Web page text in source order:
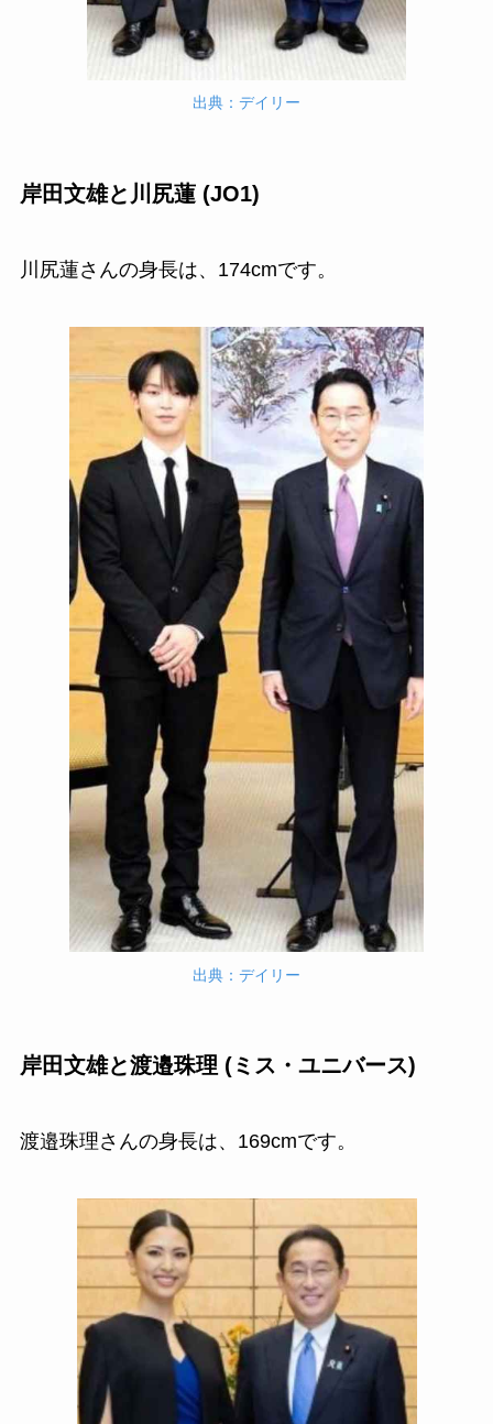
出典：デイリー
岸田文雄と川尻蓮 (JO1)
川尻蓮さんの身長は、174cmです。
出典：デイリー
岸田文雄と渡邉珠理 (ミス・ユニバース)
渡邉珠理さんの身長は、169cmです。